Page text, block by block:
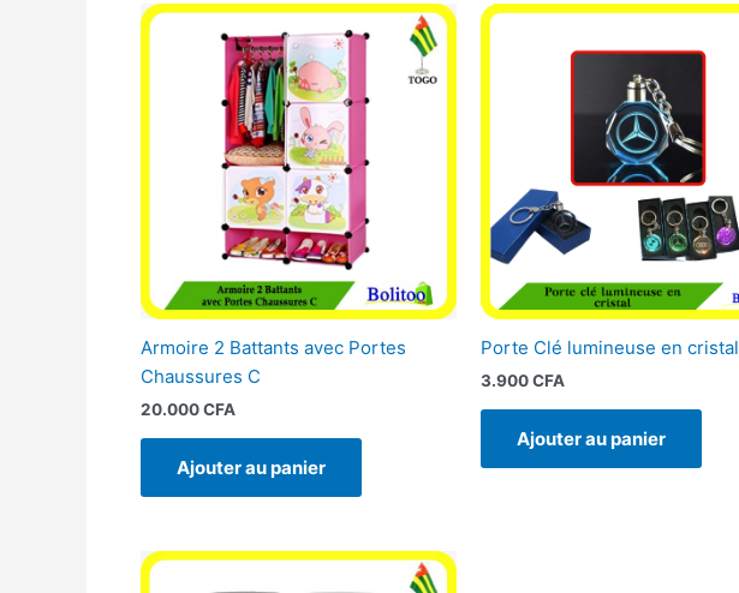
Armoire 2 Battants avec Portes
Chaussures C
20.000CFA
Ajouter au panier
Porte Clé lumineuse en cristal
3.900CFA
Ajouter au panier